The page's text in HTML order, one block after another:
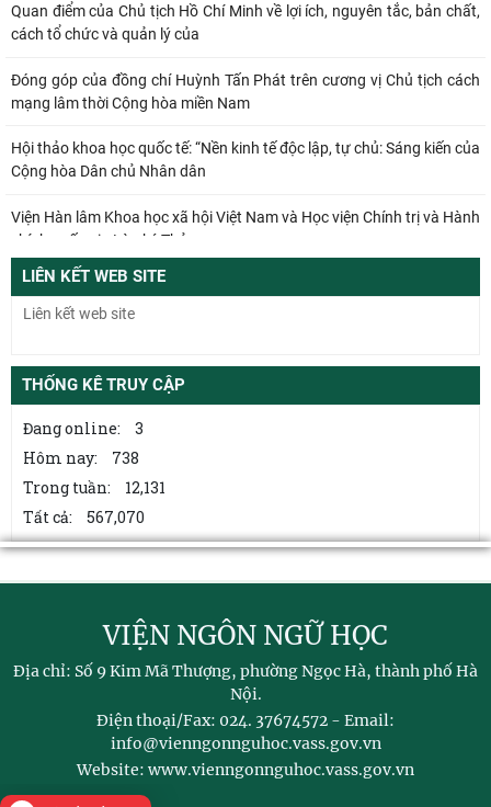
Quan điểm của Chủ tịch Hồ Chí Minh về lợi ích, nguyên tắc, bản chất,
cách tổ chức và quản lý của
Đóng góp của đồng chí Huỳnh Tấn Phát trên cương vị Chủ tịch cách
mạng lâm thời Cộng hòa miền Nam
Hội thảo khoa học quốc tế: “Nền kinh tế độc lập, tự chủ: Sáng kiến của
Cộng hòa Dân chủ Nhân dân
Viện Hàn lâm Khoa học xã hội Việt Nam và Học viện Chính trị và Hành
chính quốc gia Lào ký Thỏa
Đổi mới công tác kiểm tra, giám sát tại Chi bộ Viện Nhà nước và Pháp
luật: Gắn siết chặt kỷ cương
phân phối trong nền kinh tế thị trường
Mối quan hệ giữa dân chủ và chủ nghĩa xã hội – quan điểm của
Từ điển bách khoa nghề thủ công truyền thống ở Việt Nam – Công
trình tra cứu góp phần bảo tồn và
LIÊN KẾT WEB SITE
THỐNG KÊ TRUY CẬP
Đang online:
3
Hôm nay:
738
Trong tuần:
12,131
Tất cả:
567,070
VIỆN NGÔN NGỮ HỌC
Địa chỉ: Số 9 Kim Mã Thượng, phường Ngọc Hà, thành phố Hà
Nội.
Điện thoại/Fax: 024. 37674572 - Email:
info@vienngonnguhoc.vass.gov.vn
Website: www.vienngonnguhoc.vass.gov.vn